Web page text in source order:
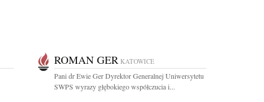
ROMAN GER KATOWICE
Pani dr Ewie Ger Dyrektor Generalnej Uniwersytetu
SWPS wyrazy głębokiego współczucia i...